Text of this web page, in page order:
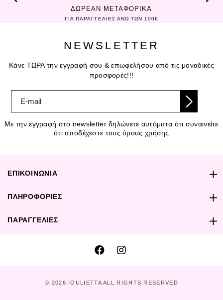
ΔΩΡΕΑΝ ΜΕΤΑΦΟΡΙΚΑ
ΓΙΑ ΠΑΡΑΓΓΕΛΙΕΣ ΑΝΩ ΤΩΝ 100€
NEWSLETTER
Κάνε ΤΩΡΑ την εγγραφή σου & επωφελήσου από τις μοναδικές
προσφορές!!!
Με την εγγραφή στο newsletter δηλώνετε αυτόματα ότι συναινείτε
ότι αποδέχεστε τους όρους χρήσης
ΕΠΙΚΟΙΝΩΝΙΑ
ΠΛΗΡΟΦΟΡΙΕΣ
ΠΑΡΑΓΓΕΛΙΕΣ
© 2026 IOULIETTA ALL RIGHTS RESERVED